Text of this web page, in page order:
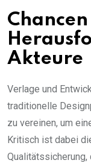
Chancen
Akteure
Verlage und
traditionelle
zu vereinen, um
Kritisch ist dabei